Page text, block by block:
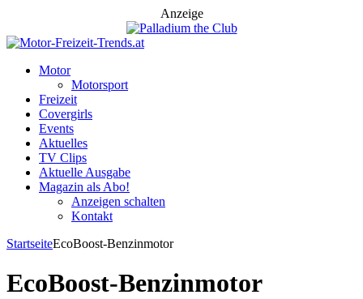
Anzeige
Motor
Motorsport
Freizeit
Covergirls
Events
Aktuelles
TV Clips
Aktuelle Ausgabe
Magazin als Abo!
Anzeigen schalten
Kontakt
StartseiteEcoBoost-Benzinmotor
EcoBoost-Benzinmotor